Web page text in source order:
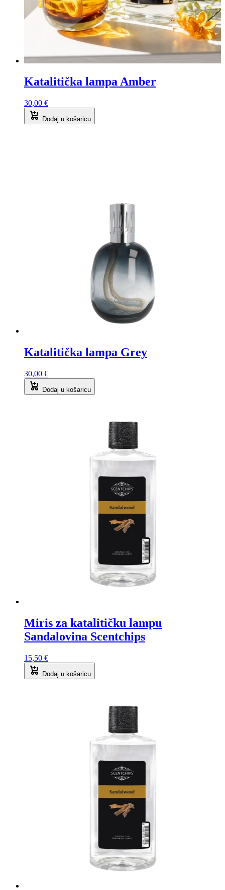
Katalitička lampa Amber
30,00 €
Dodaj u košaricu
Katalitička lampa Grey
30,00 €
Dodaj u košaricu
Miris za katalitičku lampu
Sandalovina Scentchips
15,50 €
Dodaj u košaricu